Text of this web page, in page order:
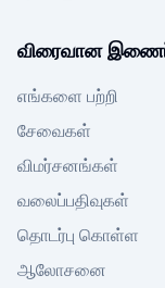
விரைவான
எங்களை பற்றி
சேவைகள்
விமர்சனங்கள்
வலைப்பதிவுகள்
தொடர்பு கொள்ள
ஆலோசனை